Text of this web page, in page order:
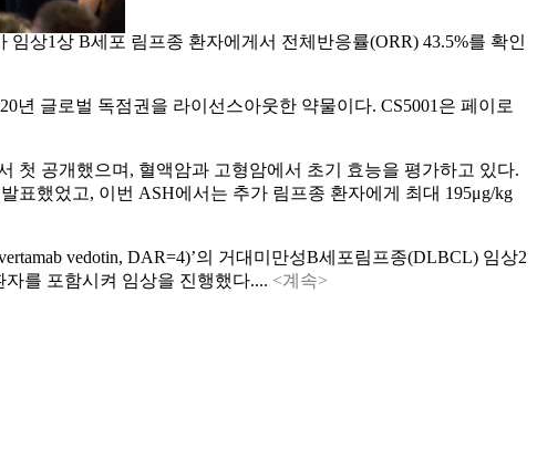
임상1상 B세포 림프종 환자에게서 전체반응률(ORR) 43.5%를 확인
년 글로벌 독점권을 라이선스아웃한 약물이다. CS5001은 페이로
첫 공개했으며, 혈액암과 고형암에서 초기 효능을 평가하고 있다.
표했었고, 이번 ASH에서는 추가 림프종 환자에게 최대 195μg/kg
vedotin, DAR=4)’의 거대미만성B세포림프종(DLBCL) 임상2
를 포함시켜 임상을 진행했다.... <계속>